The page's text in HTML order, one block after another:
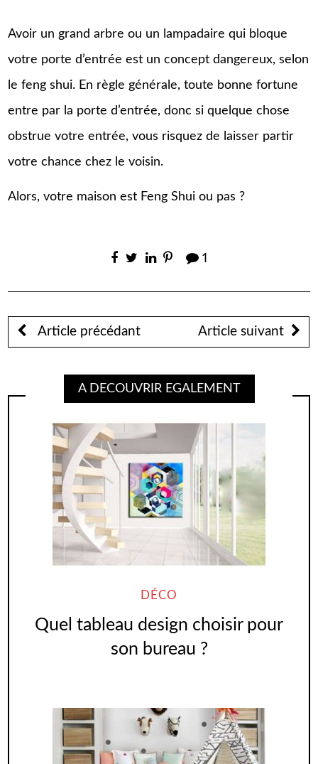
Avoir un grand arbre ou un lampadaire qui bloque
votre porte d’entrée est un concept dangereux, selon
le feng shui. En règle générale, toute bonne fortune
entre par la porte d’entrée, donc si quelque chose
obstrue votre entrée, vous risquez de laisser partir
votre chance chez le voisin.
Alors, votre maison est Feng Shui ou pas ?
1
Article précédant Article suivant
A DECOUVRIR EGALEMENT
DÉCO
Quel tableau design choisir pour
son bureau ?